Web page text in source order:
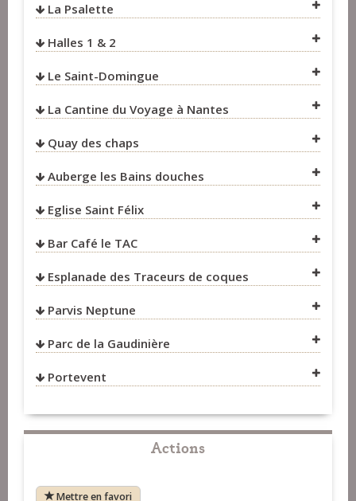
VOIR SUR LA CARTE
La Psalette
VOIR SUR LA CARTE
Halles 1 & 2
Le Saint-Domingue
La Cantine du Voyage à Nantes
Quay des chaps
VOIR SUR LA CARTE
Auberge les Bains douches
VOIR SUR LA CARTE
Eglise Saint Félix
Bar Café le TAC
VOIR SUR LA CARTE
Esplanade des Traceurs de coques
Parvis Neptune
VOIR SUR LA CARTE
Parc de la Gaudinière
VOIR SUR LA CARTE
Portevent
VOIR SUR LA CARTE
Actions
Mettre en favori